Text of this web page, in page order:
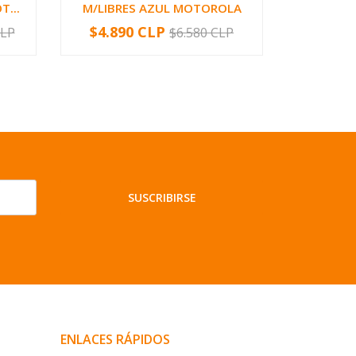
M/LIBRES AZUL MOTOROLA
+
$4.890 CLP $6.580 CLP
SUSCRIBIRSE
ENLACES RÁPIDOS